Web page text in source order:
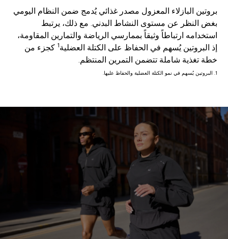
بروتين البازلاء المعزول مصدر غذائي يُدمج ضمن النظام اليومي
بغض النظر عن مستوى النشاط البدني. مع ذلك، يرتبط
استخدامه ارتباطاً وثيقاً بممارسي الرياضة والتمارين المقاومة،
إذ البروتين يُسهم في الحفاظ على الكتلة العضلية1 كجزء من
خطة تغذية شاملة تتضمن التمرين المنتظم.
1. البروتين يُسهم في نمو الكتلة العضلية والحفاظ عليها.